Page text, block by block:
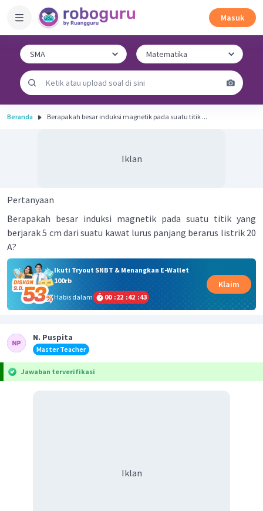
Masuk
Beranda Berapakah besar induksi magnetik pada suatu titik ...
Iklan
Pertanyaan
Berapakah besar induksi magnetik pada suatu titik yang
berjarak 5 cm dari suatu kawat lurus panjang berarus listrik 20
A?
Ikuti Tryout SNBT & Menangkan E-Wallet
100rb
Habis dalam
00 :22 :42 :42
Klaim
N. Puspita
Master Teacher
Jawaban terverifikasi
Iklan